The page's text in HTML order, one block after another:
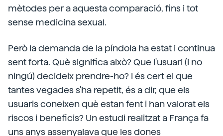
mètodes per a aquesta comparació, fins i tot
sense medicina sexual.
Però la demanda de la píndola ha estat i continua
sent forta. Què significa això? Que l'usuari (i no
ningú) decideix prendre-ho? I és cert el que
tantes vegades s'ha repetit, és a dir, que els
usuaris coneixen què estan fent i han valorat els
riscos i beneficis? Un estudi realitzat a França fa
uns anys assenyalava que les dones